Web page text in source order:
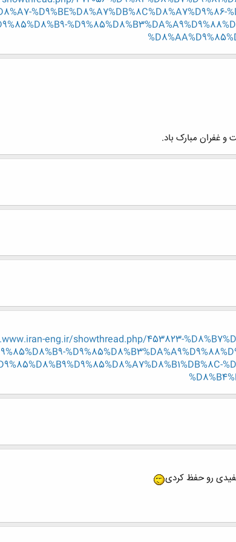
%D9%BE%D8%A7%DB%8C%D8%A7%D9%86-
غفران مبارک باد.
eng.ir/showthread.php/453823-
رو حفظ کردی